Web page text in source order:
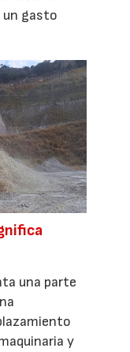
un gasto
una parte
y